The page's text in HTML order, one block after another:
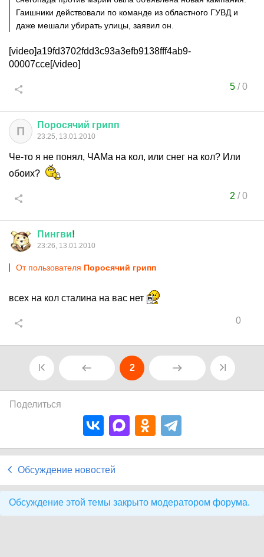
Гаишники действовали по команде из областного ГУВД и
даже мешали убирать улицы, заявил он.
[video]a19fd3702fdd3c93a3efb9138fff4ab9-
00007cce[/video]
5/0
П Поросячий грипп
23:25, 13.01.2010
Че-то я не понял, ЧАМа на кол, или снег на кол? Или
обоих?
2 /0
Пингви!
23:26, 13.01.2010
От пользователя Поросячий грипп
всех на кол сталина на вас нет
0
2
Поделиться
Обсуждение новостей
Обсуждение этой темы закрыто модератором форума.